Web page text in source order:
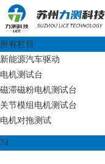
所有栏目
新能源汽车驱动
电机测试台
磁滞磁粉电机测试台
关节模组电机测试台
电机对拖测试
74
1、共直流母线系统是解
多电机间电动状态和发
不同装置可工作在不同
压的稳定供给，又将多
利用。 2、共直流母线
系统中省去了大量的制
地面积和设备维护量，
平。 3、在辊道等多电
1、共直流母线系统是解
多电机间电动状态和发
不同装置可工作在不同
压的稳定供给，又将多
利用。 2、共直流母线
系统中省去了大量的制
地面积和设备维护量，
平。 3、在辊道等多电